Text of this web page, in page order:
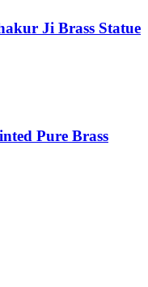
Ji Brass Statue
Pure Brass